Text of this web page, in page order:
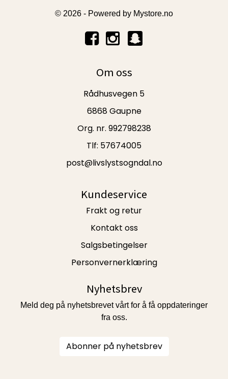
© 2026 - Powered by Mystore.no
Om oss
Rådhusvegen 5
6868 Gaupne
Org. nr. 992798238
Tlf: 57674005
post@livslystsogndal.no
Kundeservice
Frakt og retur
Kontakt oss
Salgsbetingelser
Personvernerklæring
Nyhetsbrev
Meld deg på nyhetsbrevet vårt for å få oppdateringer
fra oss.
Abonner på nyhetsbrev